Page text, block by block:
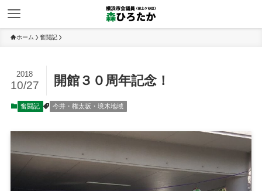
ホーム 奮闘記
開館３０周年記念！
2018
10/27
奮闘記 今井・権太坂・境木地域